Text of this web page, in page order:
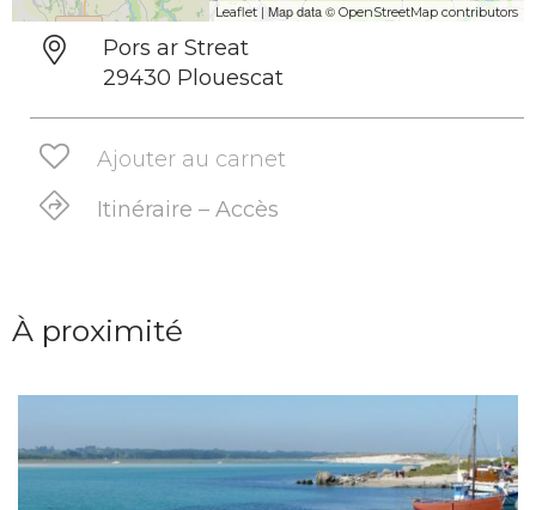
Leaflet | Map data © OpenStreetMap contributors
Pors ar Streat
29430 Plouescat
Ajouter au carnet
Itinéraire – Accès
À proximité